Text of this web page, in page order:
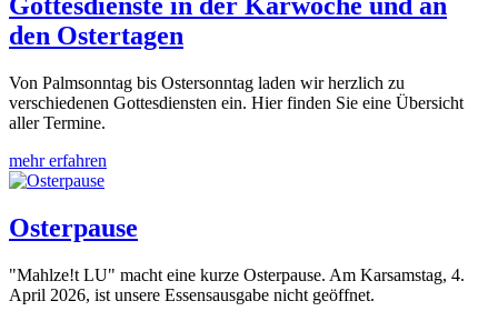
den Ostertagen
Von Palmsonntag bis Ostersonntag laden wir herzlich zu
verschiedenen Gottesdiensten ein. Hier finden Sie eine Übersicht
aller Termine.
mehr erfahren
Osterpause
"Mahlze!t LU" macht eine kurze Osterpause. Am Karsamstag, 4.
April 2026, ist unsere Essensausgabe nicht geöffnet.